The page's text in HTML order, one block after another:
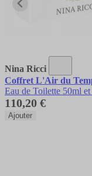
Nina Ricci
Coffret L'Air du
Eau de Toilette 50ml
110,20 €
Ajouter